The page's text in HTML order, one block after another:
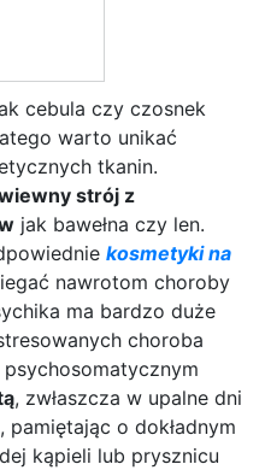
cebula czy czosnek
warto unikać
tkanin.
strój z
jak bawełna czy len.
kosmetyki na
nawrotom choroby
ma bardzo duże
choroba
, zwłaszcza w upalne dni
pamiętając o dokładnym
kąpieli lub prysznicu